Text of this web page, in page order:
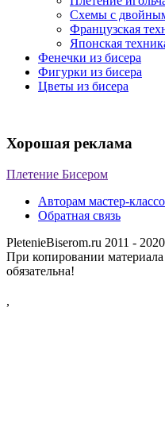
Схемы с
Французская
Японская
Фенечки из бисера
Фигурки из бисера
Цветы из бисера
Хорошая реклама
Плетение Бисером
Авторам мастер-
Обратная связь
PletenieBiserom.ru 2011 -
При копировании
обязательна!
,